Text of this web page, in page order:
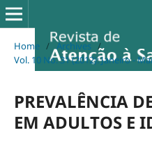
Home / Archives /
Vol. 10 No. 31 (2012): Janeiro -
PREVALÊNCIA
EM ADULTOS E